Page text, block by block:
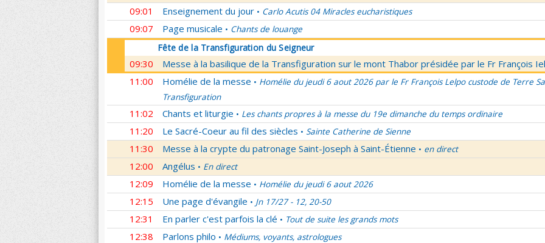
09:01 Enseignement du jour • Carlo Acutis 04 Miracles eucharistiques
09:07 Page musicale • Chants de louange
Fête de la Transfiguration du Seigneur
09:30
Messe à la basilique de la Transfiguration sur le mont Thabor présidée par le Fr François
11:00
Homélie de la messe • Homélie du jeudi 6 aout 2026 par le Fr François Lelpo custode de Terre
Transfiguration
11:02 Chants et liturgie • Les chants propres à la messe du 19e dimanche du temps ordinaire
11:20 Le Sacré-Coeur au fil des siècles • Sainte Catherine de Sienne
11:30 Messe à la crypte du patronage Saint-Joseph à Saint-Étienne • en direct
12:00 Angélus • En direct
12:09 Homélie de la messe • Homélie du jeudi 6 aout 2026
12:15 Une page d'évangile • Jn 17/27 - 12, 20-50
12:31 En parler c'est parfois la clé • Tout de suite les grands mots
12:38 Parlons philo • Médiums, voyants, astrologues